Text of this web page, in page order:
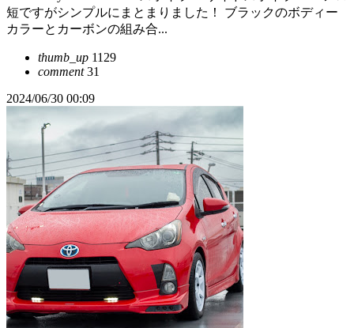
短ですがシンプルにまとまりました！ ブラックのボディー
カラーとカーボンの組み合...
thumb_up 1129
comment31
2024/06/30 00:09